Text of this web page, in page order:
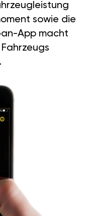
sowie die
App macht